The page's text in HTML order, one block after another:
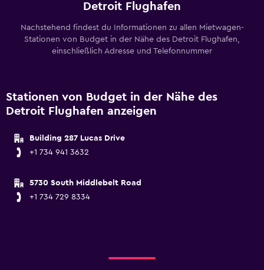
Detroit Flughafen
Nachstehend findest du Informationen zu allen Mietwagen-
Stationen von Budget in der Nähe des Detroit Flughafen,
einschließlich Adresse und Telefonnummer
Stationen von Budget in der Nähe des
Detroit Flughafen anzeigen
Building 287 Lucas Drive
+1 734 941 3632
5730 South Middlebelt Road
+1 734 729 8334